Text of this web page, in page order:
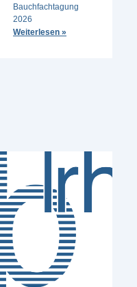
Bauchfachtagung
2026
Weiterlesen »